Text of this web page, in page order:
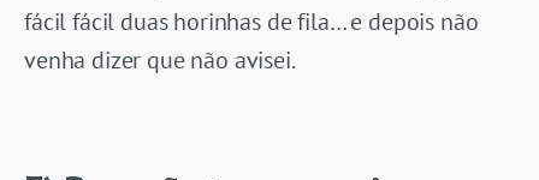
fácil fácil duas horinhas de fila… e depois não
venha dizer que não avisei.